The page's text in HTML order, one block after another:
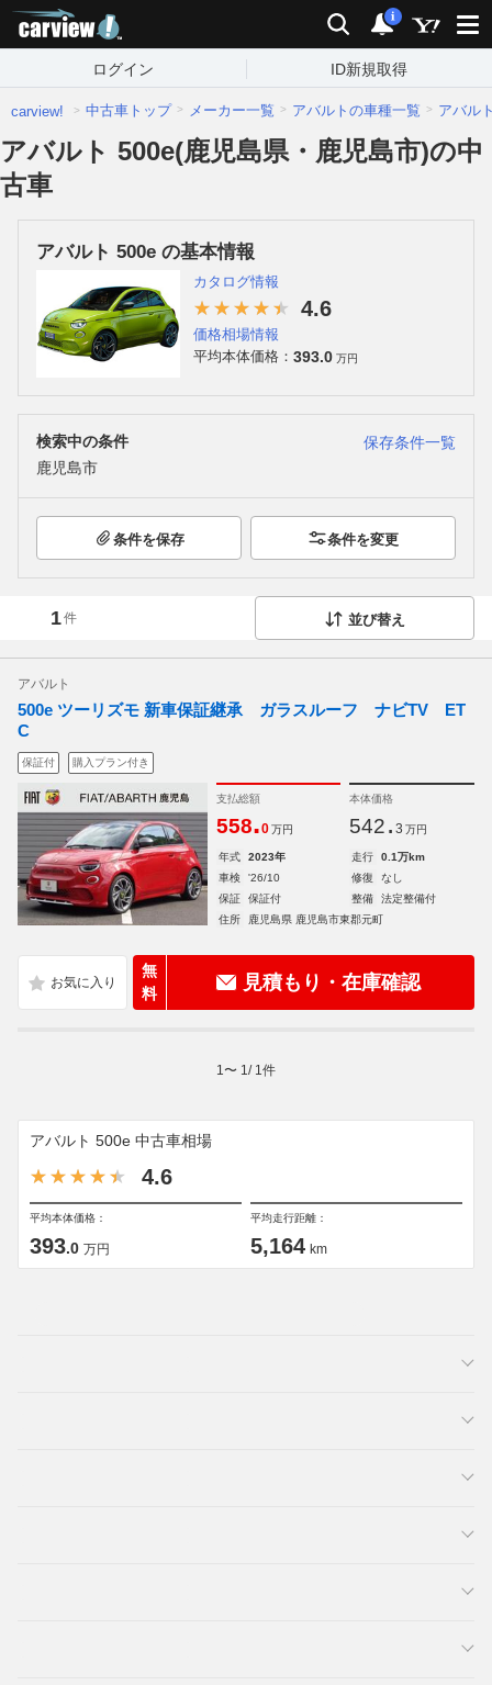
検索 通知
i
ログイン ID新規取得
carview! 中古車トップ メーカー一覧 アバルトの車種一覧 アバル
アバルト 500e(鹿児島県・鹿児島市)の中
古車
アバルト 500e の基本情報
カタログ情報
4.6
価格相場情報
平均本体価格： 393.0 万円
検索中の条件
保存条件一覧
鹿児島市
条件を保存 条件を変更
1件 並び替え
アバルト
500e ツーリズモ 新車保証継承 ガラスルーフ ナビTV ET
C
保証付 購入プラン付き
支払総額
558.0 万円
本体価格
542. 3 万円
年式 2023年 走行
0.1万km
車検
'26/10 修復
なし
保証
保証付 整備
法定整備付
住所
鹿児島県 鹿児島市東郡元町
無
料
見積もり・在庫確認
1 〜 1 / 1 件
アバルト 500e 中古車相場
4.6
平均本体価格：
393.0 万円
平均走行距離：
5,164 km